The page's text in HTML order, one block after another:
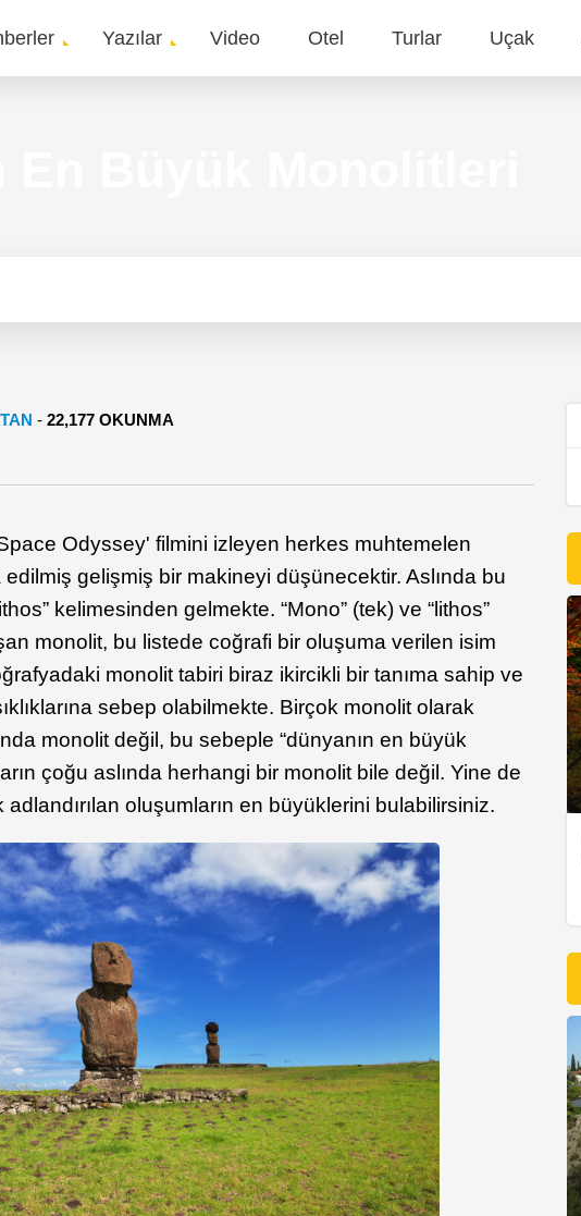
Yazılar Video Otel Turlar Uçak
-22,177 OKUNMA
Odyssey' filmini izleyen herkes muhtemelen
edilmiş gelişmiş bir makineyi düşünecektir. Aslında bu
kelimesinden gelmekte. “Mono” (tek) ve “lithos”
monolit, bu listede coğrafi bir oluşuma verilen isim
monolit tabiri biraz ikircikli bir tanıma sahip ve
sebep olabilmekte. Birçok monolit olarak
monolit değil, bu sebeple “dünyanın en büyük
çoğu aslında herhangi bir monolit bile değil. Yine de
oluşumların en büyüklerini bulabilirsiniz.